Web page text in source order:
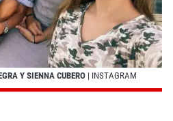
Y SIENNA CUBERO | INSTAGRAM